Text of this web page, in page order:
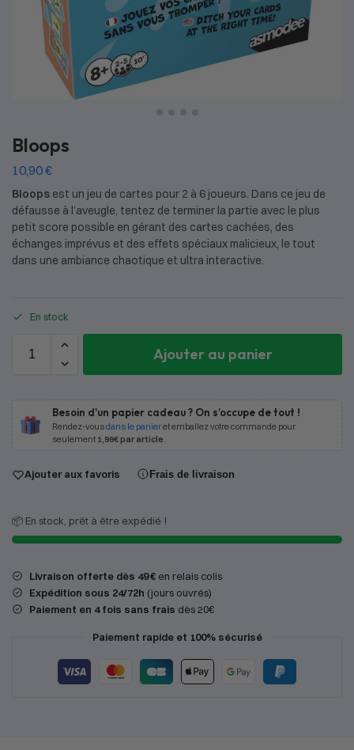
Bloops
10,90€
Bloops est un jeu de cartes pour 2 à 6 joueurs. Dans ce jeu de
défausse à l’aveugle, tentez de terminer la partie avec le plus
petit score possible en gérant des cartes cachées, des
échanges imprévus et des effets spéciaux malicieux, le tout
dans une ambiance chaotique et ultra interactive.
En stock
Ajouter au panier
Besoin d'un papier cadeau ? On s’occupe de tout !
Rendez-vousdans le panieret emballez votre commande pour
seulement 1,99€ par article.
Ajouter aux favoris Frais de livraison
📦 En stock, prêt à être expédié !
Livraison offerte dès 49 € en relais colis
Expédition sous 24/72h (jours ouvrés)
Paiement en 4 fois sans frais dès 20€
Paiement rapide et 100% sécurisé